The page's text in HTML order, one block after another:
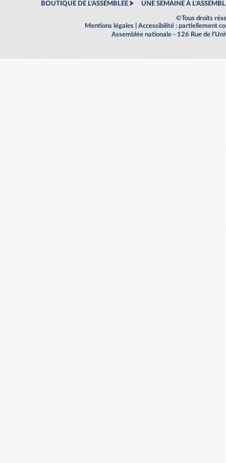
BOUTIQUE DE L'ASSEMBLEE UNE SEMAINE À
©Tous droits
Mentions légales
Accessibilité : partiellement
Assemblée nationale - 126 Rue de